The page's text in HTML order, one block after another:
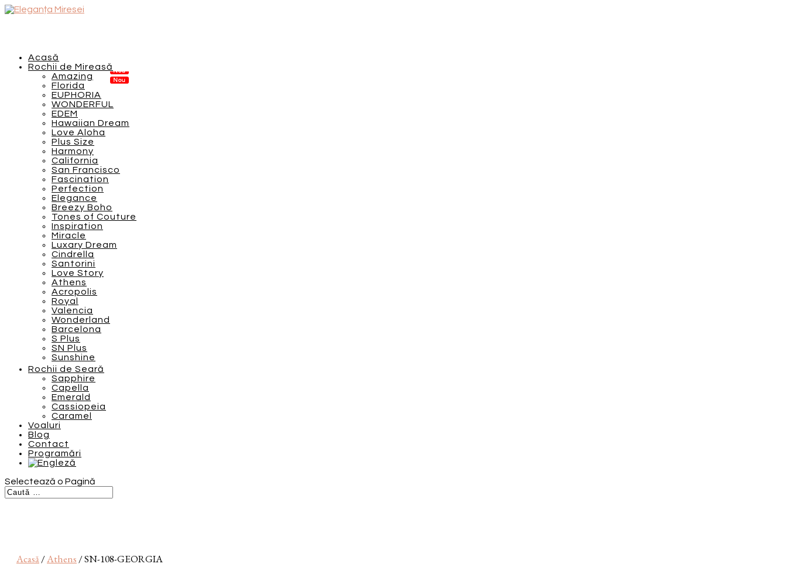
Acasă
Rochii de Mireasă
Amazing
Florida
EUPHORIA
WONDERFUL
EDEM
Hawaiian Dream
Love Aloha
Plus Size
Harmony
California
San Francisco
Fascination
Perfection
Elegance
Breezy Boho
Tones of Couture
Inspiration
Miracle
Luxary Dream
Cindrella
Santorini
Love Story
Athens
Acropolis
Royal
Valencia
Wonderland
Barcelona
S Plus
SN Plus
Sunshine
Rochii de Seară
Sapphire
Capella
Emerald
Cassiopeia
Caramel
Voaluri
Blog
Contact
Programări
Selectează o Pagină
Acasă/Athens / SN-108-GEORGIA